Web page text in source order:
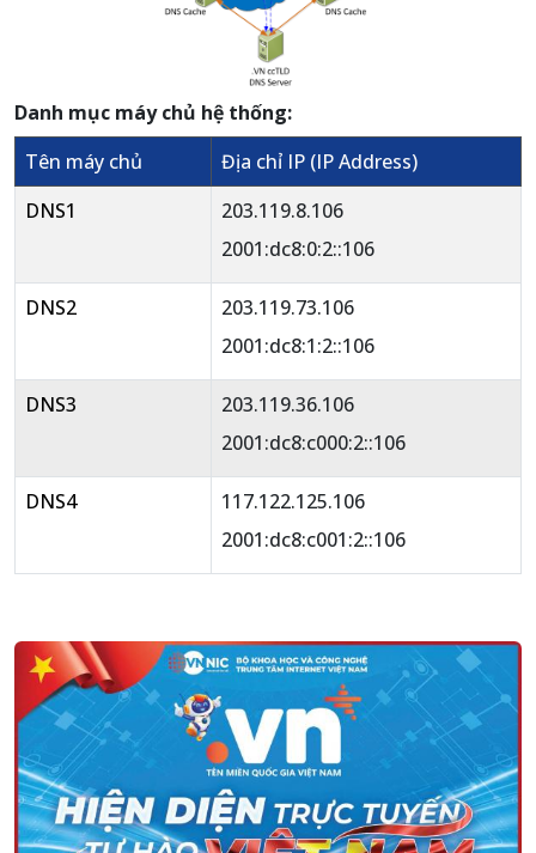
Danh mục máy chủ hệ thống:
Tên máy chủ
Địa chỉ IP (IP Address)
DNS1
203.119.8.106
2001:dc8:0:2::106
DNS2
203.119.73.106
2001:dc8:1:2::106
DNS3
203.119.36.106
2001:dc8:c000:2::106
DNS4
117.122.125.106
2001:dc8:c001:2::106